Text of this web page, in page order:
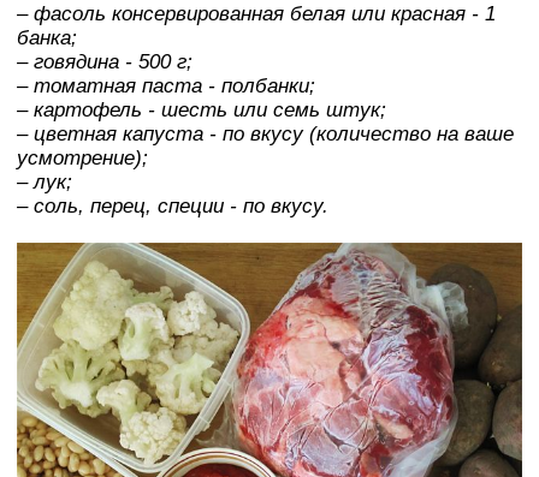
– фасоль консервированная белая или красная - 1
банка;
– говядина - 500 г;
– томатная паста - полбанки;
– картофель - шесть или семь штук;
– цветная капуста - по вкусу (количество на ваше
усмотрение);
– лук;
– соль, перец, специи - по вкусу.